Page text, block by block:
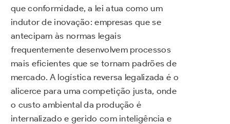
que conformidade, a lei atua como um
indutor de inovação: empresas que se
antecipam às normas legais
frequentemente desenvolvem processos
mais eficientes que se tornam padrões de
mercado. A logística reversa legalizada é o
alicerce para uma competição justa, onde
o custo ambiental da produção é
internalizado e gerido com inteligência e